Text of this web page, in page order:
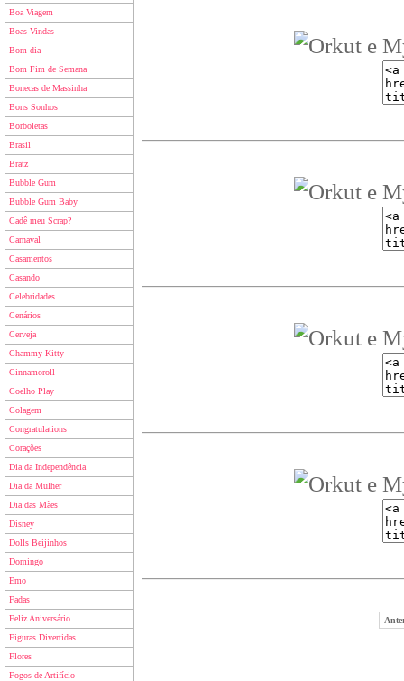
Boa Viagem
Boas Vindas
Bom dia
Bom Fim de Semana
Bonecas de Massinha
Bons Sonhos
Borboletas
Brasil
Bratz
Bubble Gum
Bubble Gum Baby
Cadê meu Scrap?
Carnaval
Casamentos
Casando
Celebridades
Cenários
Cerveja
Chammy Kitty
Cinnamoroll
Coelho Play
Colagem
Congratulations
Corações
Dia da Independência
Dia da Mulher
Dia das Mães
Disney
Dolls Beijinhos
Domingo
Emo
Fadas
Feliz Aniversário
Figuras Divertidas
Flores
Fogos de Artifício